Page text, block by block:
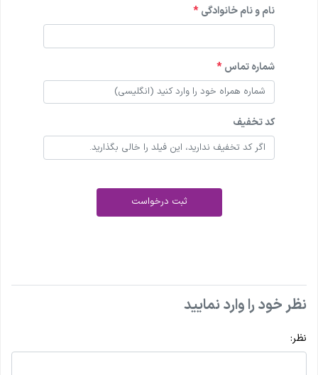
نام و نام خانوادگی *
شماره تماس *
کد تخفیف
ثبت درخواست
نظر خود را وارد نمایید
نظر: